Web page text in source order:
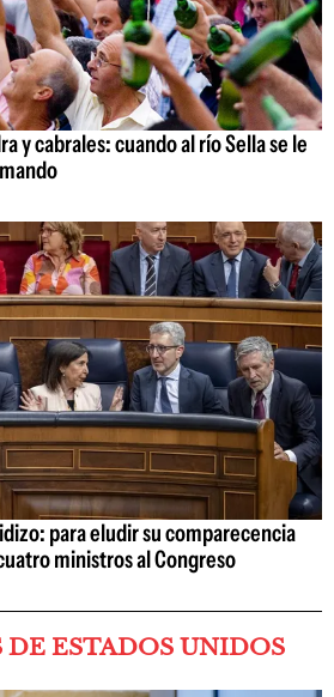
y cabrales: cuando al río Sella se le
para eludir su comparecencia
ministros al Congreso
ESTADOS UNIDOS